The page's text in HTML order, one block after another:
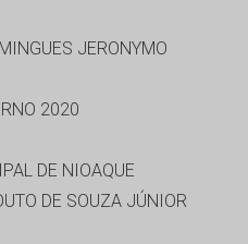
JERONYMO
2020
DE NIOAQUE
DE SOUZA JÚNIOR